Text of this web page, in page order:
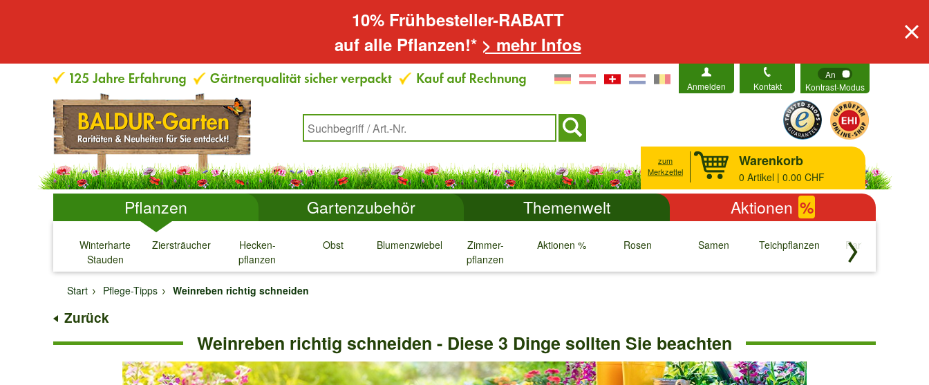
10% Frühbesteller-RABATT
auf alle Pflanzen!* > mehr Infos
Anmelden Kontakt
An
Kontrast-Modus
zum
Merkzettel
Warenkorb
0 Artikel | 0.00 CHF
Pflanzen Gartenzubehör Themenwelt Aktionen %
Winterharte
Stauden
↓
Ziersträucher
↓
Hecken-
pflanzen
↓
Obst
↓
Blumenzwiebeln
↓
Zimmer-
pflanzen
↓
Aktionen %
↓
Rosen
↓
Samen
↓
Teichpflanzen
↓
Raritäten
↓
Start
Pflege-Tipps Weinreben richtig schneiden
Zurück
Weinreben richtig schneiden - Diese 3 Dinge sollten Sie beachten